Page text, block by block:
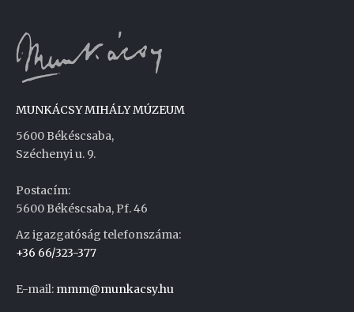
MUNKÁCSY MIHÁLY MÚZEUM
5600 Békéscsaba,
Széchenyi u. 9.
Postacím:
5600 Békéscsaba, Pf. 46
Az igazgatóság telefonszáma:
+36 66/323-377
E-mail: mmm@munkacsy.hu